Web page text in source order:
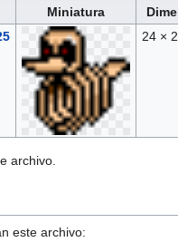
Miniatura
24 ×
archivo.
este archivo: